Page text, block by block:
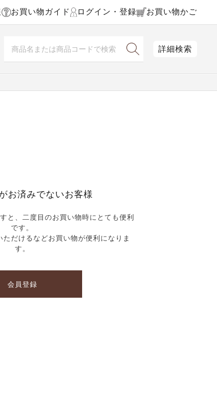
お買い物ガイド ログイン・登録 お買い物かご
詳細検索
お済みでないお客様
と、二度目のお買い物時にとても便利
です。
だけるなどお買い物が便利になりま
す。
会員登録